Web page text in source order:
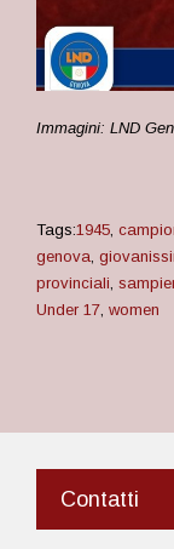
Immagini: LND
Tags:1945,
genova,
provinciali,
Under 17, women
Contatti